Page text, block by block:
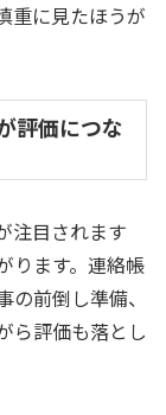
重に見たほうが
評価につな
注目されます
ります。連絡帳
前倒し準備、
ら評価も落とし